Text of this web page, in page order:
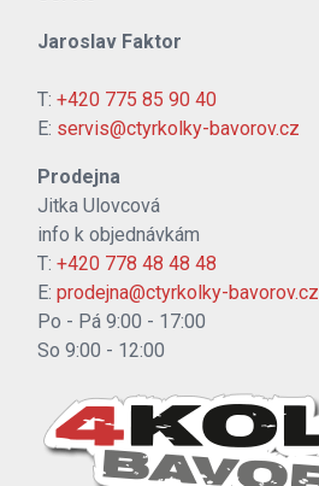
Jaroslav Faktor
T: +420 775 85 90 40
E: servis@ctyrkolky-bavorov.cz
Prodejna
Jitka Ulovcová
info k objednávkám
T: +420 778 48 48 48
E: prodejna@ctyrkolky-bavorov.cz
Po - Pá 9:00 - 17:00
So 9:00 - 12:00